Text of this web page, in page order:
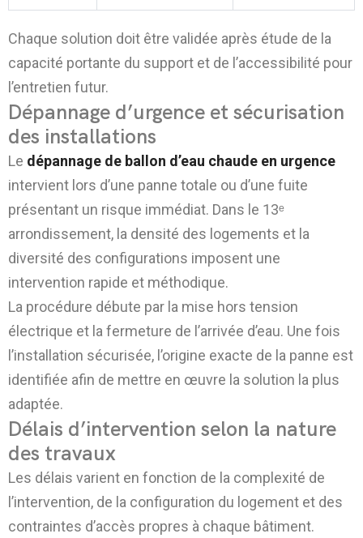
Chaque solution doit être validée après étude de la
capacité portante du support et de l’accessibilité pour
l’entretien futur.
Dépannage d’urgence et sécurisation
des installations
Le dépannage de ballon d’eau chaude en urgence
intervient lors d’une panne totale ou d’une fuite
présentant un risque immédiat. Dans le 13ᵉ
arrondissement, la densité des logements et la
diversité des configurations imposent une
intervention rapide et méthodique.
La procédure débute par la mise hors tension
électrique et la fermeture de l’arrivée d’eau. Une fois
l’installation sécurisée, l’origine exacte de la panne est
identifiée afin de mettre en œuvre la solution la plus
adaptée.
Délais d’intervention selon la nature
des travaux
Les délais varient en fonction de la complexité de
l’intervention, de la configuration du logement et des
contraintes d’accès propres à chaque bâtiment.